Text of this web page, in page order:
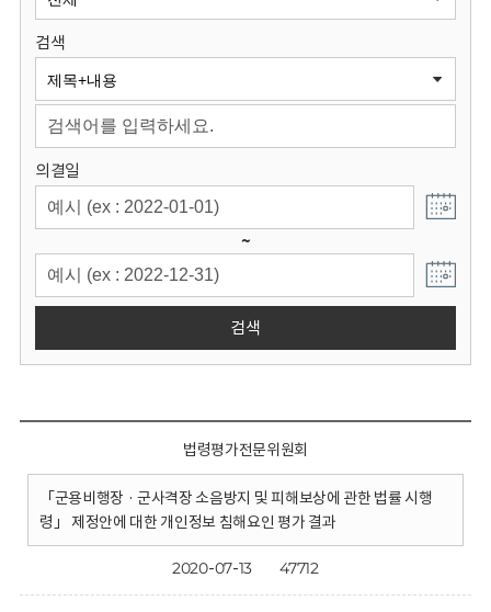
원
회
검색
의결일
~
검색
법령평가전문위원회
「군용비행장 · 군사격장 소음방지 및 피해보상에 관한 법률 시행
령」 제정안에 대한 개인정보 침해요인 평가 결과
2020-07-13 47712